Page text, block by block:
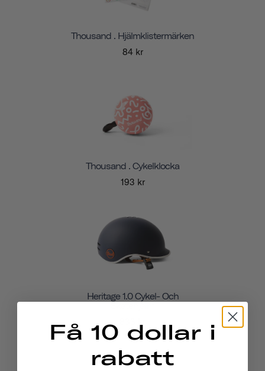
Thousand . Hjälmklistermärken
84 kr
Thousand . Cykelklocka
193 kr
Heritage 1.0 Cykel- Och
Få 10 dollar i
rabatt